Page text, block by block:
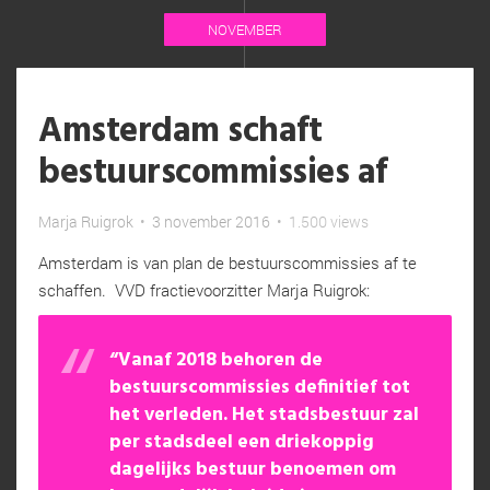
NOVEMBER
Amsterdam schaft
bestuurscommissies af
Marja Ruigrok • 3 november 2016 • 1.500 views
Amsterdam is van plan de bestuurscommissies af te
schaffen. VVD fractievoorzitter Marja Ruigrok:
“Vanaf 2018 behoren de
bestuurscommissies definitief tot
het verleden. Het stadsbestuur zal
per stadsdeel een driekoppig
dagelijks bestuur benoemen om